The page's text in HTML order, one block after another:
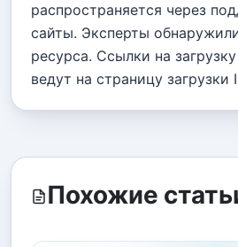
распространяется через
сайты. Эксперты
ресурса. Ссылки на
ведут на страницу загрузки
Похожие